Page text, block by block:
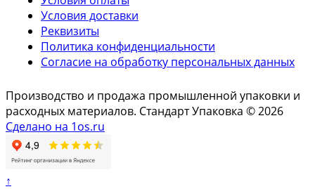
Условия доставки
Реквизиты
Политика конфиденциальности
Согласие на обработку персональных данных
Производство и продажа промышленной упаковки и
расходных материалов. Стандарт Упаковка © 2026
Сделано на 1os.ru
↑